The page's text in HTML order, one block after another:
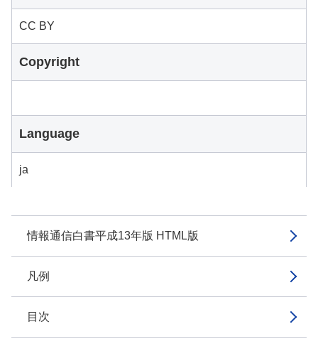
情報通信白書平成13年版 HTML版
凡例
目次
CC BY
Copyright
Language
ja